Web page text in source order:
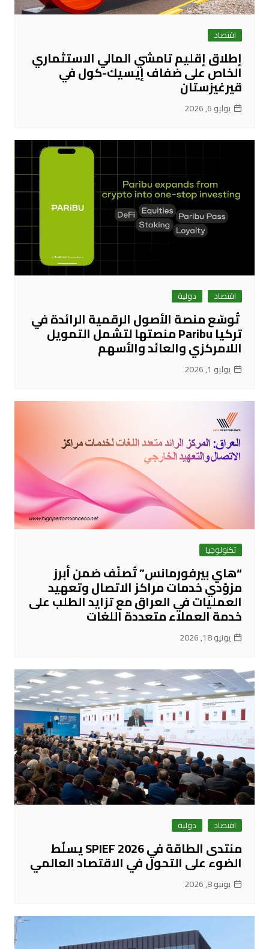
اقتصاد
إطلاق إقليم تامشي المالي الاستثماري
الخاص على ضفاف إيسيك-كول في
قيرغيزستان
يوليو 6, 2026
اقتصاد دولية
تُوسّع منصة الأصول الرقمية الرائدة في
تركيا Paribu منصتها لتشمل التمويل
اللامركزي والعائد والأسهم
يوليو 1, 2026
تكنولوجيا
“هاي بيرفورمانس” تُصنّف ضمن أبرز
مزوّدي خدمات مراكز الاتصال وتعهيد
العمليات في العراق مع تزايد الطلب على
خدمة العملاء متعددة اللغات
يونيو 18, 2026
اقتصاد دولية
منتدى الطاقة في SPIEF 2026 يسلّط
الضوء على التحول في الاقتصاد العالمي
يونيو 8, 2026